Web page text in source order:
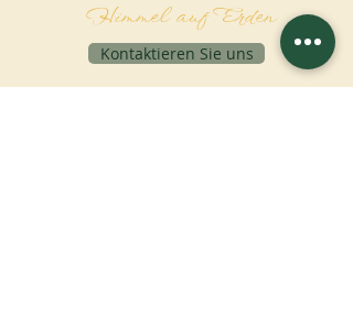
Himmel auf Erden
Kontaktieren Sie uns